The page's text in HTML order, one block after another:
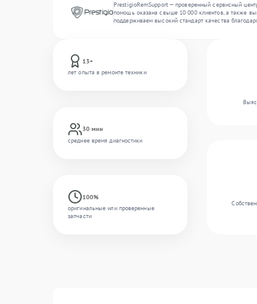
PrestigioRemSupport — проверенный сервисный
помощь оказана свыше 10 000 клиентов, а также
поддерживаем высокий стандарт качества
13+
лет опыта в ремонте техники
30 мин
среднее время диагностики
100%
оригинальные или проверенные
запчасти